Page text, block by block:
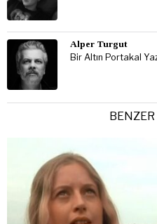
Alper Turgut
Bir Altın Portakal